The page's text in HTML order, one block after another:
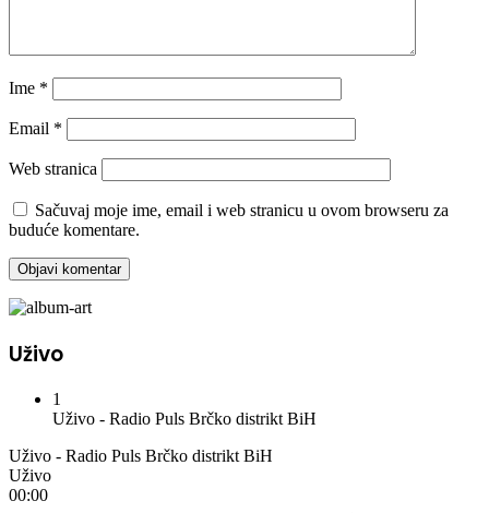
Ime *
Email *
Web stranica
Sačuvaj moje ime, email i web stranicu u ovom browseru za
buduće komentare.
Uživo
1
Uživo - Radio Puls Brčko distrikt BiH
Uživo - Radio Puls Brčko distrikt BiH
Uživo
00:00